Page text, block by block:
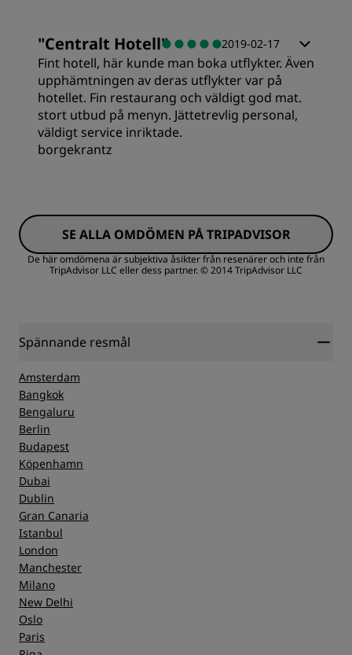
Standard
Sovkvalitet
Service
"Centralt Hotell" 2019-02-17
Fint hotell, här kunde man boka utflykter. Även
upphämtningen av deras utflykter var på
hotellet. Fin restaurang och väldigt god mat.
stort utbud på menyn. Jättetrevlig personal,
väldigt service inriktade.
borgekrantz
SE ALLA OMDÖMEN PÅ TRIPADVISOR
De här omdömena är subjektiva åsikter från resenärer och inte från
TripAdvisor LLC eller dess partner.© 2014 TripAdvisor LLC
Spännande resmål
Amsterdam
Bangkok
Bengaluru
Berlin
Budapest
Köpenhamn
Dubai
Dublin
Gran Canaria
Istanbul
London
Manchester
Milano
New Delhi
Oslo
Paris